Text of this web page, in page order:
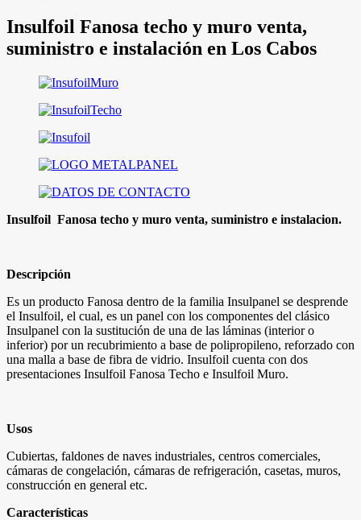
Insulfoil Fanosa techo y muro venta,
suministro e instalación en Los Cabos
Insulfoil Fanosa techo y muro venta, suministro e instalacion.
Descripción
Es un producto Fanosa dentro de la familia Insulpanel se desprende
el Insulfoil, el cual, es un panel con los componentes del clásico
Insulpanel con la sustitución de una de las láminas (interior o
inferior) por un recubrimiento a base de polipropileno, reforzado con
una malla a base de fibra de vidrio. Insulfoil cuenta con dos
presentaciones Insulfoil Fanosa Techo e Insulfoil Muro.
Usos
Cubiertas, faldones de naves industriales, centros comerciales,
cámaras de congelación, cámaras de refrigeración, casetas, muros,
construcción en general etc.
Características